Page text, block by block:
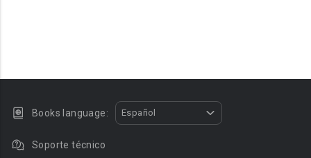
Books language: Español
Soporte técnico